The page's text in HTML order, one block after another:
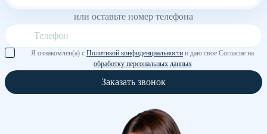
или оставьте номер телефона
Я ознакомлен(а) с Политикой конфиденциальности и даю свое Согласие на
обработку персональных данных
Заказать звонок